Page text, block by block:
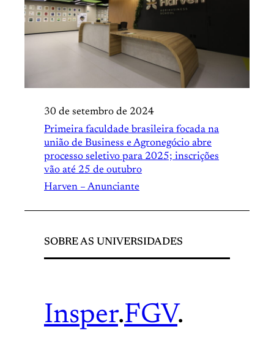
30 de setembro de 2024
Primeira faculdade brasileira focada na
união de Business e Agronegócio abre
processo seletivo para 2025; inscrições
vão até 25 de outubro
Harven – Anunciante
SOBRE AS UNIVERSIDADES
Insper.FGV.